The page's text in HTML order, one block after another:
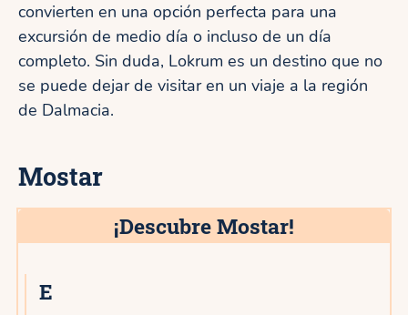
convierten en una opción perfecta para una
excursión de medio día o incluso de un día
completo. Sin duda, Lokrum es un destino que no
se puede dejar de visitar en un viaje a la región
de Dalmacia.
Mostar
¡Descubre Mostar!
E